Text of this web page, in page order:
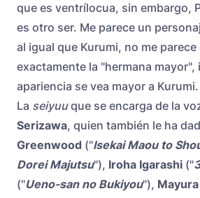
que es ventrílocua, sin embargo,
es otro ser. Me parece un
al igual que Kurumi, no me parece
exactamente la "hermana
apariencia se vea mayor a Kurumi.
La seiyuuque se encarga de la
Serizawa, quien también le ha
Greenwood ("Isekai Maou to
Dorei Majutsu"), Iroha Igarashi ("
("Ueno-san no Bukiyou"),